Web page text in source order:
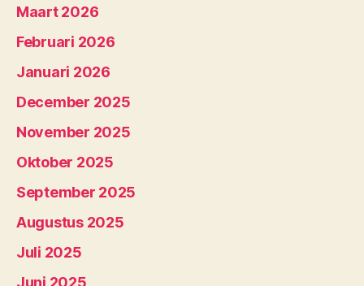
Maart 2026
Februari 2026
Januari 2026
December 2025
November 2025
Oktober 2025
September 2025
Augustus 2025
Juli 2025
Juni 2025